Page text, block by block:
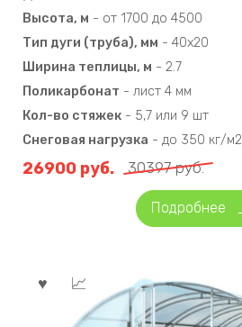
Высота, м - от 1700 до 4500
Тип дуги (труба), мм - 40х20
Ширина теплицы, м - 2.7
Поликарбонат - лист 4 мм
Кол-во стяжек - 5,7 или 9 шт
Снеговая нагрузка - до 350 кг/м2
30397руб.
26900 руб.
Подробнее